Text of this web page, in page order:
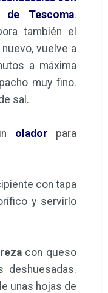
Tescoma.
también el
vuelve a
a máxima
muy fino.
sal.
olador
para
con tapa
y servirlo
con queso
deshuesadas.
unas hojas de